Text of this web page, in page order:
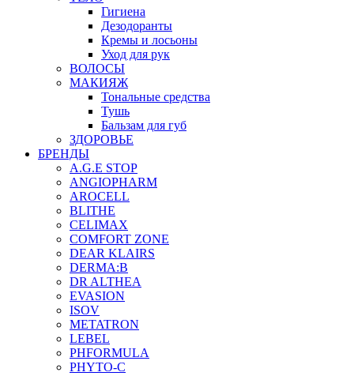
Гигиена
Дезодоранты
Кремы и лосьоны
Уход для рук
ВОЛОСЫ
МАКИЯЖ
Тональные средства
Тушь
Бальзам для губ
ЗДОРОВЬЕ
БРЕНДЫ
A.G.E STOP
ANGIOPHARM
AROCELL
BLITHE
CELIMAX
COMFORT ZONE
DEAR KLAIRS
DERMA:B
DR ALTHEA
EVASION
ISOV
METATRON
LEBEL
PHFORMULA
PHYTO-C